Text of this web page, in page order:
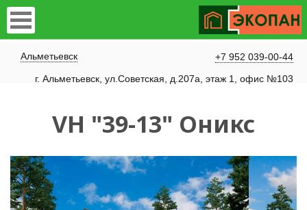
Альметьевск
+7 952 039-00-44
г. Альметьевск, ул.Советская, д.207а, этаж 1, офис №103
VH "39-13" Оникс